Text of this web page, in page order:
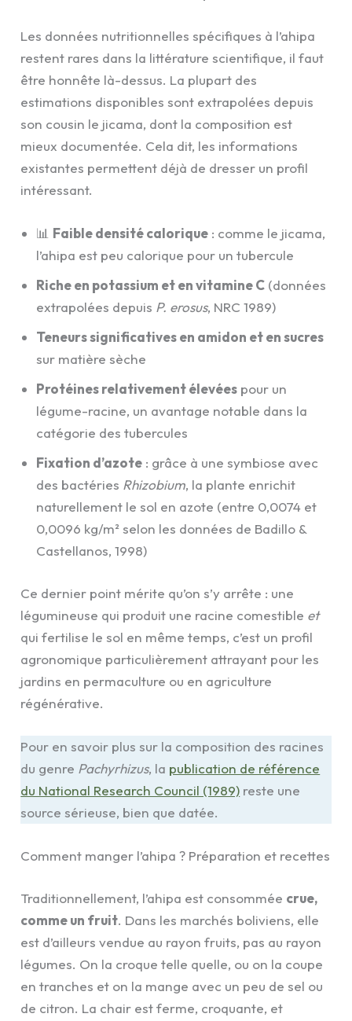
Les données nutritionnelles spécifiques à l’ahipa
restent rares dans la littérature scientifique, il faut
être honnête là-dessus. La plupart des
estimations disponibles sont extrapolées depuis
son cousin le jicama, dont la composition est
mieux documentée. Cela dit, les informations
existantes permettent déjà de dresser un profil
intéressant.
📊 Faible densité calorique : comme le jicama,
l’ahipa est peu calorique pour un tubercule
Riche en potassium et en vitamine C (données
extrapolées depuis P. erosus, NRC 1989)
Teneurs significatives en amidon et en sucres
sur matière sèche
Protéines relativement élevées pour un
légume-racine, un avantage notable dans la
catégorie des tubercules
Fixation d’azote : grâce à une symbiose avec
des bactéries Rhizobium, la plante enrichit
naturellement le sol en azote (entre 0,0074 et
0,0096 kg/m² selon les données de Badillo &
Castellanos, 1998)
Ce dernier point mérite qu’on s’y arrête : une
légumineuse qui produit une racine comestible et
qui fertilise le sol en même temps, c’est un profil
agronomique particulièrement attrayant pour les
jardins en permaculture ou en agriculture
régénérative.
Pour en savoir plus sur la composition des racines
du genre Pachyrhizus, la publication de référence
du National Research Council (1989) reste une
source sérieuse, bien que datée.
Comment manger l’ahipa ? Préparation et recettes
Traditionnellement, l’ahipa est consommée crue,
comme un fruit. Dans les marchés boliviens, elle
est d’ailleurs vendue au rayon fruits, pas au rayon
légumes. On la croque telle quelle, ou on la coupe
en tranches et on la mange avec un peu de sel ou
de citron. La chair est ferme, croquante, et